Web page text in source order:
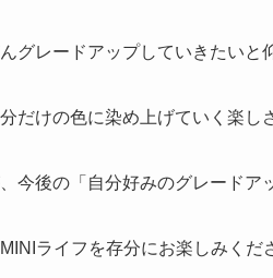
グレードアップしていきたいと
だけの色に染め上げていく楽し
今後の「自分好みのグレードア
ライフを存分にお楽しみくだ